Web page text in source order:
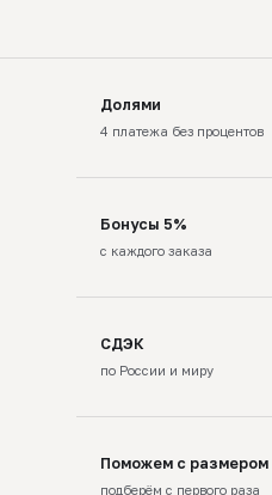
Долями
4 платежа без процентов
Бонусы 5%
с каждого заказа
СДЭК
по России и миру
Поможем с размером
подберём с первого раза